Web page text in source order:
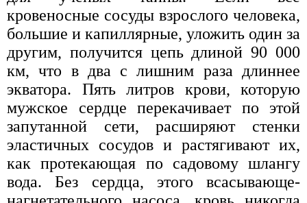
кровеносные сосуды взрослого человека,
большие и капиллярные, уложить один за
другим, получится цепь длиной 90 000
км, что в два с лишним раза длиннее
экватора. Пять литров крови, которую
мужское сердце перекачивает по этой
запутанной сети, расширяют стенки
эластичных сосудов и растягивают их,
как протекающая по садовому шлангу
вода. Без сердца, этого всасывающе-